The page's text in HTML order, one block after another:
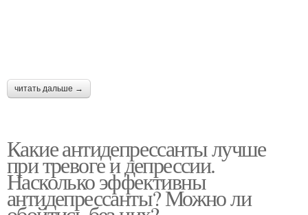
читать дальше →
Какие антидепрессанты лучше
при тревоге и депрессии.
Насколько эффективны
антидепрессанты? Можно ли